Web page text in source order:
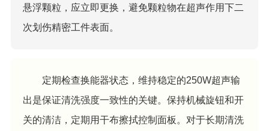
悬浮颗粒，应立即更换，避免颗粒物在超声作用下二
次划伤精密工件表面。
定期检查换能器状态，维持稳定的250W超声输
出是保证清洗强度一致性的关键。保持机械旋钮和开
关的清洁，定期用干布擦拭控制面板。对于长期清洗